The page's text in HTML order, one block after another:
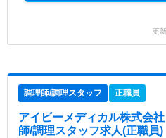
更
調理師/調理スタッフ 正職員
アイビーメディカル株式会
師/調理スタッフ求人(正職員)